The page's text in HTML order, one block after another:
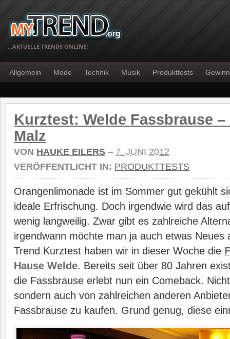
…AKTUELLE TRENDS ONLINE!
Allgemein Mode Technik Musik Produkttests
Kurztest: Welde Fassbrause
Malz
VON HAUKE EILERS – 7. JUNI 2012
VERÖFFENTLICHT IN: PRODUKTTESTS
Orangenlimonade ist im Sommer gut gekühlt
ideale Erfrischung. Doch irgendwie wird das
wenig langweilig. Zwar gibt es zahlreiche
irgendwann möchte man ja auch etwas Neues
Trend Kurztest haben wir in dieser Woche die
Hause Welde. Bereits seit über 80 Jahren
die Fassbrause erlebt nun ein Comeback.
sondern auch von zahlreichen anderen
Fassbrause zu kaufen. Grund genug, diese